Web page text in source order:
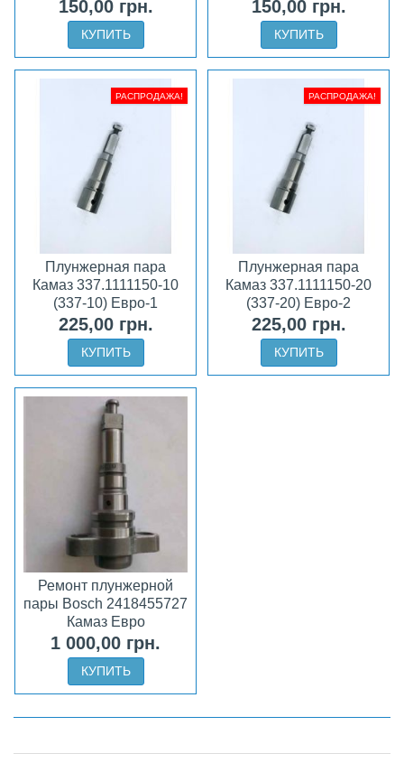
150,00 грн.
КУПИТЬ
150,00 грн.
КУПИТЬ
РАСПРОДАЖА!
Плунжерная пара
Камаз 337.1111150-10
(337-10) Евро-1
225,00 грн.
КУПИТЬ
РАСПРОДАЖА!
Плунжерная пара
Камаз 337.1111150-20
(337-20) Евро-2
225,00 грн.
КУПИТЬ
Ремонт плунжерной
пары Bosch 2418455727
Камаз Евро
1 000,00 грн.
КУПИТЬ